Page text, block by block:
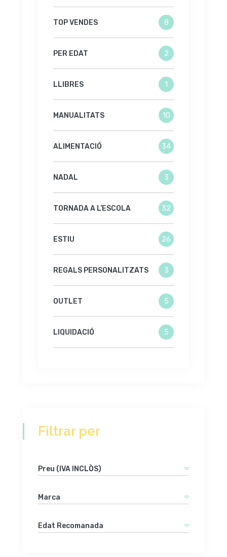
Filtrar per
Preu (IVA INCLÒS)
Marca
Edat Recomanada
TOP VENDES 8
PER EDAT 2
LLIBRES 1
MANUALITATS 10
ALIMENTACIÓ 34
NADAL 3
TORNADA A L’ESCOLA 32
ESTIU 26
REGALS PERSONALITZATS 3
OUTLET 5
LIQUIDACIÓ 5